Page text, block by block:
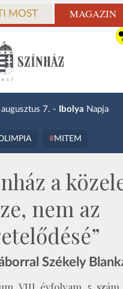
MOST MAGAZIN
7. - Ibolya Napja
MITEM
a
nem az
Székely